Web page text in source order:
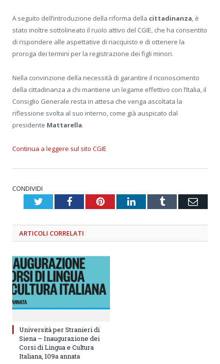
A seguito dell’introduzione della riforma della cittadinanza, è
stato inoltre sottolineato il ruolo attivo del CGIE, che ha consentito
di rispondere alle aspettative di riacquisto e di ottenere la
proroga dei termini per la registrazione dei figli minori.
Nella convinzione della necessità di garantire il riconoscimento
della cittadinanza a chi mantiene un legame effettivo con l’Italia, il
Consiglio Generale resta in attesa che venga ascoltata la
riflessione svolta al suo interno, come già auspicato dal
presidente Mattarella.
Continua a leggere sul sito CGIE
CONDIVIDI
TwitterFacebookPinterestLinkedInTumblr
ARTICOLI CORRELATI
Università per Stranieri di
Siena – Inaugurazione dei
Corsi di Lingua e Cultura
Italiana, 109a annata